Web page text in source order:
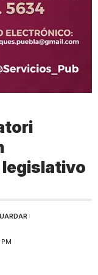
legislativo